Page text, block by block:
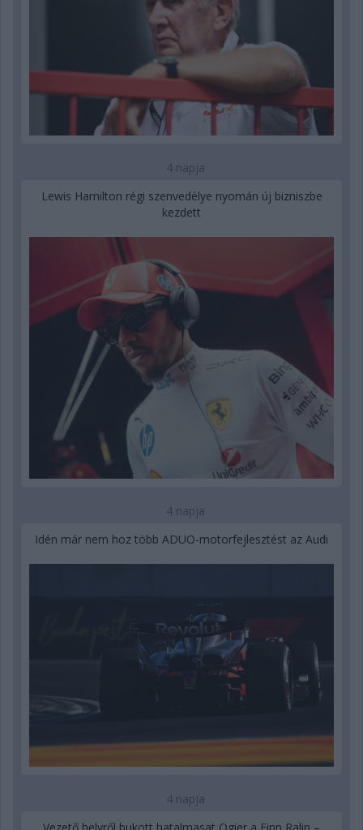
4 napja
Lewis Hamilton régi szenvedélye nyomán új bizniszbe
kezdett
4 napja
Idén már nem hoz több ADUO-motorfejlesztést az Audi
4 napja